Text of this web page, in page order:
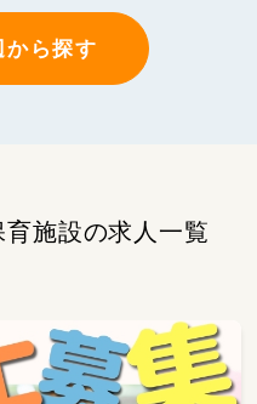
から探す
施設の求人一覧